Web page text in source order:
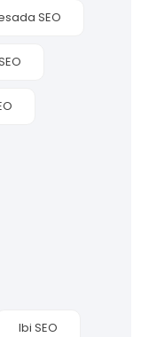
SEO
Ibi SEO